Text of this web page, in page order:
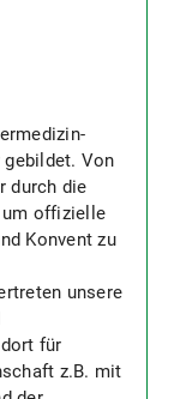
gebildet. Von
durch die
um offizielle
Konvent zu
unsere
für
z.B. mit